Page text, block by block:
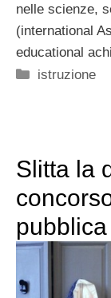
nelle scienze,
(international
educational
Categorie
istruzione
Slitta la